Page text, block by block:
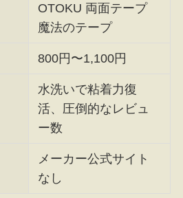
OTOKU 両面テープ
魔法のテープ
800円〜1,100円
水洗いで粘着力復
活、圧倒的なレビュ
ー数
メーカー公式サイト
なし